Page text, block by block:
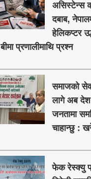
असिस्टेन्स
दबाब,
हेलिकप्टर
बीमा प्रणालीमाथि प्रश्न
समाजको
लागे अब
जनतामा
चाहान्छु :
फेक रेस्क्यु